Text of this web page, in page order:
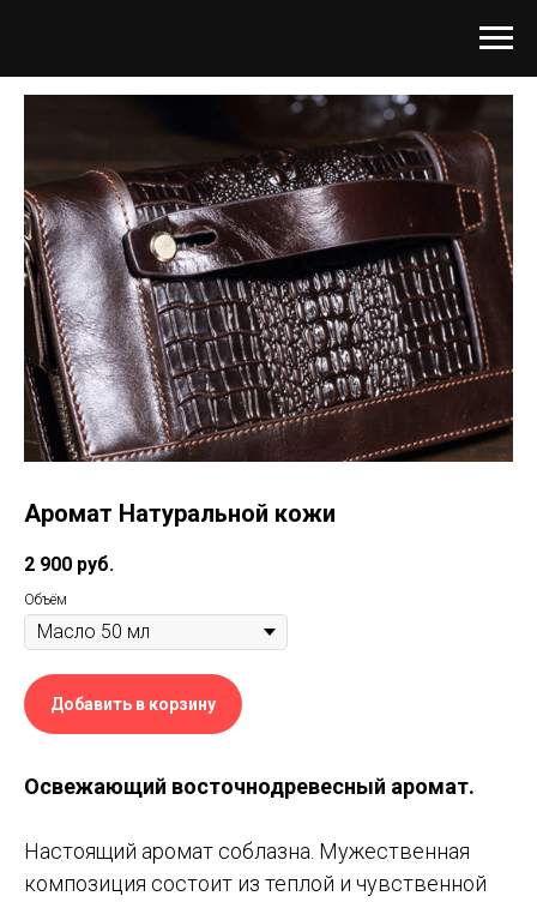
Аромат Натуральной кожи
2 900 руб.
Объём
Добавить в корзину
Освежающий восточнодревесный аромат.
Настоящий аромат соблазна. Мужественная
композиция состоит из теплой и чувственной